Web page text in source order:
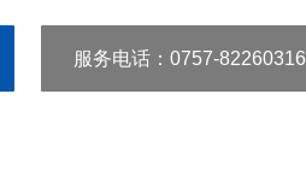
服务电话：0757-82260316